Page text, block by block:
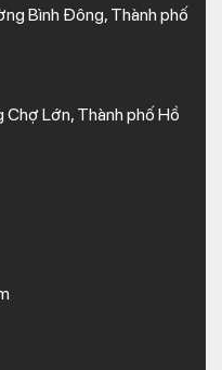
Bình Đông, Thành phố
Chợ Lớn, Thành phố Hồ